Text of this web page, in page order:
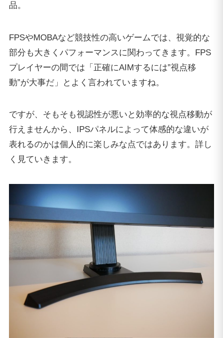
品。
FPSやMOBAなど競技性の高いゲームでは、視覚的な
部分も大きくパフォーマンスに関わってきます。FPS
プレイヤーの間では「正確にAIMするには”視点移
動”が大事だ」とよく言われていますね。
ですが、そもそも視認性が悪いと効率的な視点移動が
行えませんから、IPSパネルによって体感的な違いが
表れるのかは個人的に楽しみな点ではあります。詳し
く見ていきます。